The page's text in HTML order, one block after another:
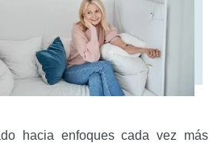
hacia enfoques cada vez más